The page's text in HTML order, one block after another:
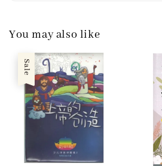
You may also like
Sale